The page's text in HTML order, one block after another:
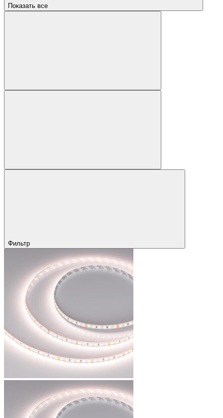
Показать все
Фильтр